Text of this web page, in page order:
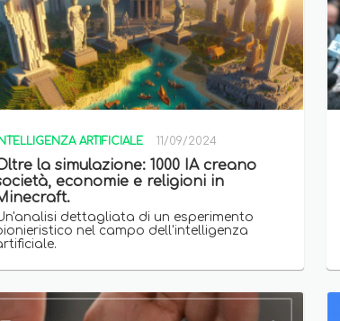
ARTIFICIALE 11/09/2024
la simulazione: 1000 IA creano
economie e religioni in
dettagliata di un esperimento
nel campo dell'intelligenza